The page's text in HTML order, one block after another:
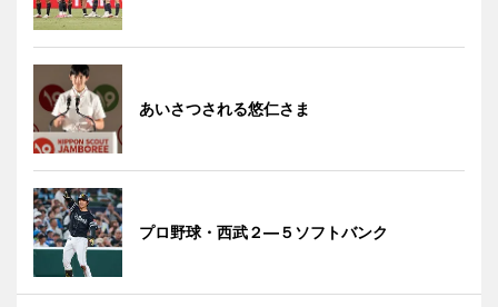
あいさつされる悠仁さま
プロ野球・西武２―５ソフトバンク